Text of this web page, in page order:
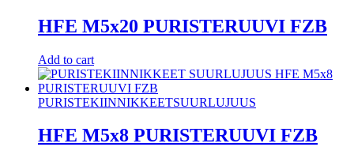
HFE M5x20 PURISTERUUVI FZB
Add to cart
PURISTEKIINNIKKEETSUURLUJUUS
HFE M5x8 PURISTERUUVI FZB